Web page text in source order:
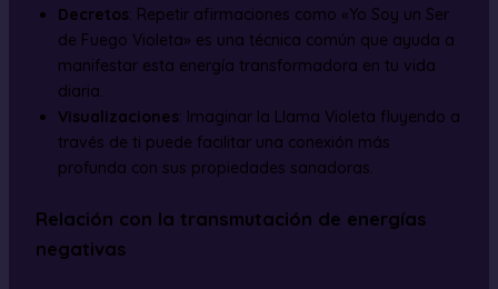
Decretos: Repetir afirmaciones como «Yo Soy un Ser
de Fuego Violeta» es una técnica común que ayuda a
manifestar esta energía transformadora en tu vida
diaria.
Visualizaciones: Imaginar la Llama Violeta fluyendo a
través de ti puede facilitar una conexión más
profunda con sus propiedades sanadoras.
Relación con la transmutación de energías
negativas